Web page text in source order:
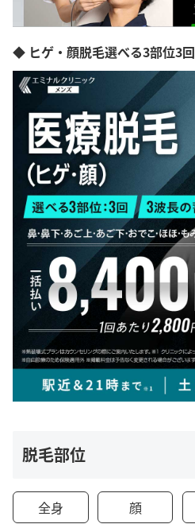
◆ ヒゲ・顔脱毛選べる3部位3回
脱毛部位
全身 顔